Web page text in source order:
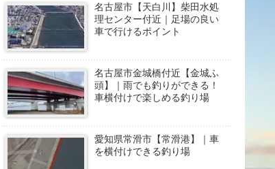
名古屋市【天白川】柴田水処
理センター付近｜足場の良い
車で行けるポイント
名古屋市金城橋付近【金城ふ
頭】｜雨でも釣りができる！
車横付けで楽しめる釣り場
愛知県常滑市【常滑港】｜車
を横付けできる釣り場